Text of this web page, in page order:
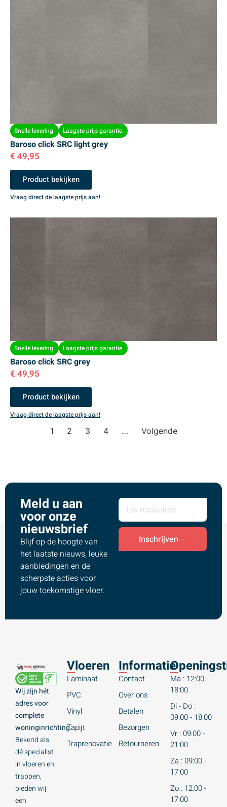
Snelle levering. Laagste prijs garantie.
Baroso click SRC light grey
€ 49,95
Product bekijken
Vraag direct de laagste prijs aan!
Snelle levering. Laagste prijs garantie.
Baroso click SRC grey
€ 49,95
Product bekijken
Vraag direct de laagste prijs aan!
1 2 3 4 … Volgende
Meld u aan
voor onze
nieuwsbrief
Blijf op de hoogte van
het laatste nieuws, leuke
aanbiedingen en de
scherpste acties voor
jouw toekomstige vloer.
Inschrijven
Wij zijn hét
adres voor
complete
woninginrichting.
Bekend als
dé specialist
in vloeren en
trappen,
bieden wij
een
Vloeren
Laminaat
PVC
Vinyl
Tapijt
Traprenovatie
Informatie
Contact
Over ons
Betalen
Bezorgen
Retourneren
Ma : 12:00 -
18:00
Di - Do :
09:00 - 18:00
Vr : 09:00 -
21:00
Za : 09:00 -
17:00
Zo : 12:00 -
17:00